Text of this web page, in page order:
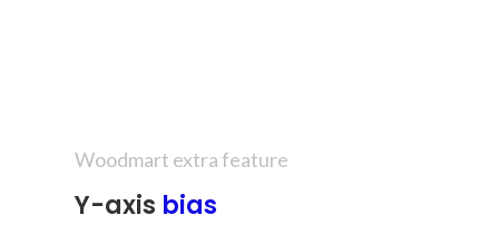
Woodmart extra feature
Y-axis bias